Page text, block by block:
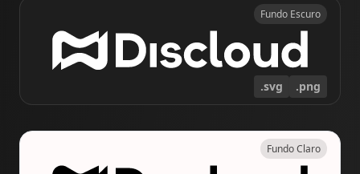
Fundo Escuro
.svg .png
Fundo Claro